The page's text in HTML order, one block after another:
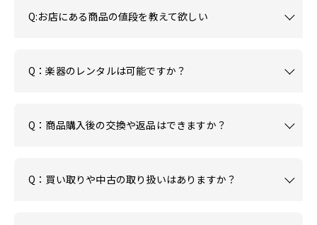
Q:お店にある商品の値段を教えて欲しい
Q：楽器のレンタルは可能ですか？
Q：商品購入後の交換や返品はできますか？
Q：買い取りや中古の取り扱いはありますか？